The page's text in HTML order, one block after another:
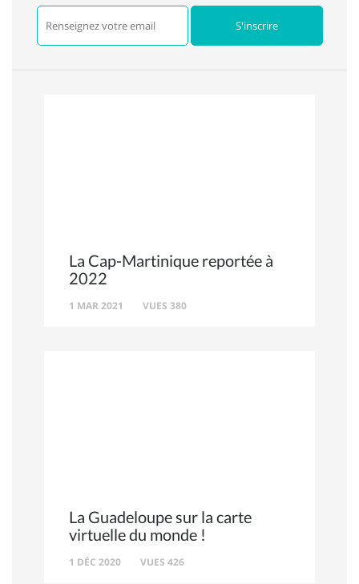
La Cap-Martinique reportée à
2022
1 MAR 2021 VUES 380
La Guadeloupe sur la carte
virtuelle du monde !
1 DÉC 2020 VUES 426